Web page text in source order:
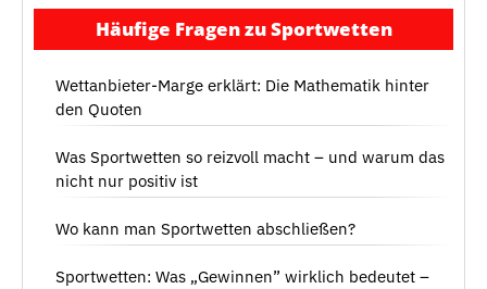
Häufige Fragen zu Sportwetten
Wettanbieter-Marge erklärt: Die Mathematik hinter
den Quoten
Was Sportwetten so reizvoll macht – und warum das
nicht nur positiv ist
Wo kann man Sportwetten abschließen?
Sportwetten: Was „Gewinnen” wirklich bedeutet –